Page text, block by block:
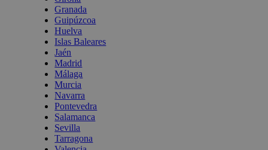
Granada
Guipúzcoa
Huelva
Islas Baleares
Jaén
Madrid
Málaga
Murcia
Navarra
Pontevedra
Salamanca
Sevilla
Tarragona